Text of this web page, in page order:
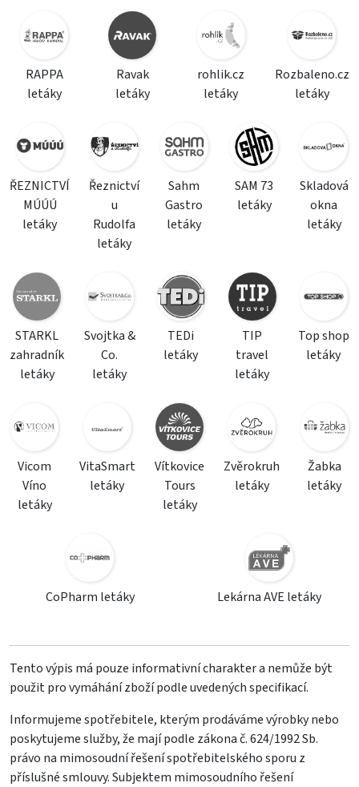
RAPPA
letáky
Ravak
letáky
rohlik.cz
letáky
Rozbaleno.cz
letáky
ŘEZNICTVÍ
MÚÚÚ
letáky
Řeznictví
u
Rudolfa
letáky
Sahm
Gastro
letáky
SAM 73
letáky
Skladová
okna
letáky
STARKL
zahradník
letáky
Svojtka &
Co.
letáky
TEDi
letáky
TIP
travel
letáky
Top shop
letáky
Vicom
Víno
letáky
VitaSmart
letáky
Vítkovice
Tours
letáky
Zvěrokruh
letáky
Žabka
letáky
CoPharm letáky Lekárna AVE letáky
Tento výpis má pouze informativní charakter a nemůže být
použit pro vymáhání zboží podle uvedených specifikací.
Informujeme spotřebitele, kterým prodáváme výrobky nebo
poskytujeme služby, že mají podle zákona č. 624/1992 Sb.
právo na mimosoudní řešení spotřebitelského sporu z
příslušné smlouvy. Subjektem mimosoudního řešení